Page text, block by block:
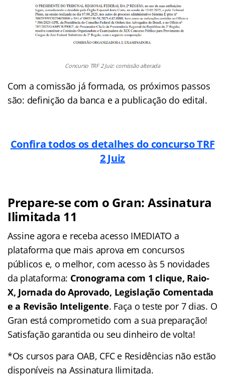
Concurso TRF 2 Juiz: comissão alterada
Com a comissão já formada, os próximos passos
são: definição da banca e a publicação do edital.
Confira todos os detalhes do concurso TRF
2 Juiz
Prepare-se com o Gran: Assinatura
Ilimitada 11
Assine agora e receba acesso IMEDIATO a
plataforma que mais aprova em concursos
públicos e, o melhor, com acesso às 5 novidades
da plataforma: Cronograma com 1 clique, Raio-
X, Jornada do Aprovado, Legislação Comentada
e a Revisão Inteligente. Faça o teste por 7 dias. O
Gran está comprometido com a sua preparação!
Satisfação garantida ou seu dinheiro de volta!
*Os cursos para OAB, CFC e Residências não estão
disponíveis na Assinatura Ilimitada.